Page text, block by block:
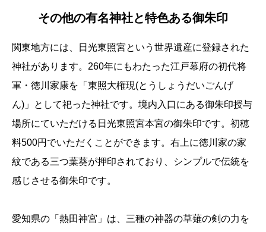
その他の有名神社と特色ある御朱印
関東地方には、日光東照宮という世界遺産に登録された
神社があります。260年にもわたった江戸幕府の初代将
軍・徳川家康を「東照大権現(とうしょうだいごんげ
ん)」として祀った神社です。境内入口にある御朱印授与
場所にていただける日光東照宮本宮の御朱印です。初穂
料500円でいただくことができます。右上に徳川家の家
紋である三つ葉葵が押印されており、シンプルで伝統を
感じさせる御朱印です。
愛知県の「熱田神宮」は、三種の神器の草薙の剣の力を